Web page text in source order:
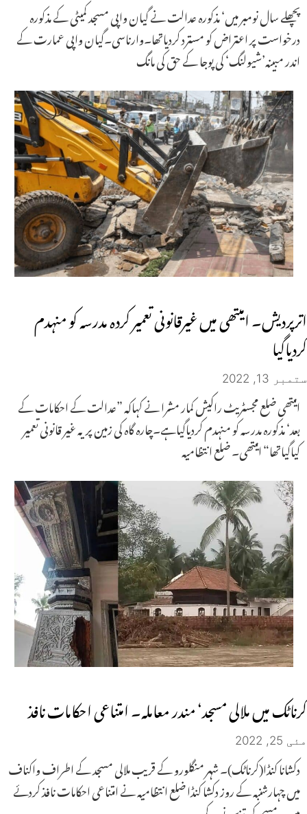
پچھلے سال نومبر میں‘ مذکورہ عدالت نے گیان واپی مسجد کمیٹی کے مذکورہ
درخواست پر اعتراض کو مسترد کردیاتھا۔وارناسی۔گیان واپی عمارت کے
اندر مبینہ’شیولنگ‘ کی پوجا کے حق کی مانگ
اترپردیش۔ امیتھی میں غیرقانونی تعمیر کردہ مدرسہ کو منہدم
کردیاگیا
ستمبر 13, 2022
امیتھی ضلع مجسٹریٹ راکیش کمار مشرا نے کہاکہ ”عدالت کے احکامات کے
بعد‘ مذکورہ مدرسہ کو منہدم کردیاگیاہے۔چارہ گاہ کی زمین پر یہ غیر قانونی تعمیر
کیاگیاتھا“ امیتھی۔ ضلع انتظامیہ
کرناٹک میں ملالی مسجد‘ مندر معاملہ۔ امتناعی احکامات نافذ
مئی 25, 2022
دکشانا کنڈا(کرناٹک)۔ شہر منگلورو کے قریب ملالی مسجد کے اطراف واکناف
میں چہارشنبہ کے روز دکشا کنڈا ضلع انتظامیہ نے امتناعی احکامات نافذ کردئے